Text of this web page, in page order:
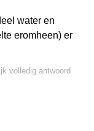
water en
eromheen) er
volledig antwoord